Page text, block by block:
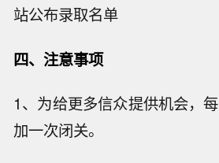
站公布录取名单
四、注意事项
1、为给更多信众提供机会，
加一次闭关。